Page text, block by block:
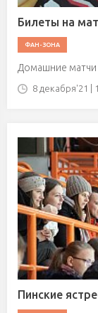
Билеты на
ФАН-ЗОНА
Домашние матчи
8 декабря'21 |
Пинские